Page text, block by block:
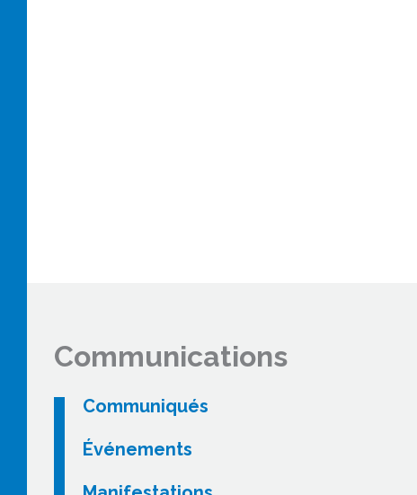
Communications
Communiqués
Événements